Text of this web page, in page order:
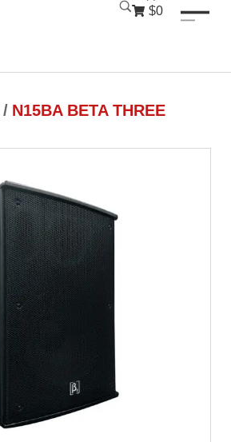
$0
/ N15BA BETA THREE